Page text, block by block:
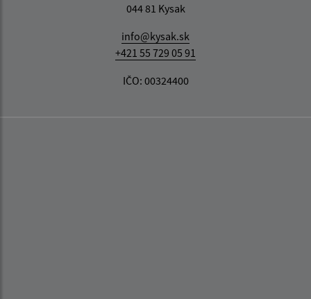
044 81 Kysak
info@kysak.sk
+421 55 729 05 91
IČO: 00324400